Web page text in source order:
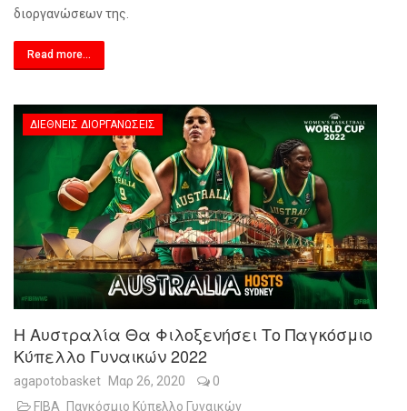
διοργανώσεων της.
Read more...
ΔΙΕΘΝΕΊΣ ΔΙΟΡΓΑΝΏΣΕΙΣ
Η Αυστραλία Θα Φιλοξενήσει Το Παγκόσμιο
Κύπελλο Γυναικών 2022
agapotobasket Μαρ 26, 2020
0
FIBA
Παγκόσμιο Κύπελλο Γυναικών